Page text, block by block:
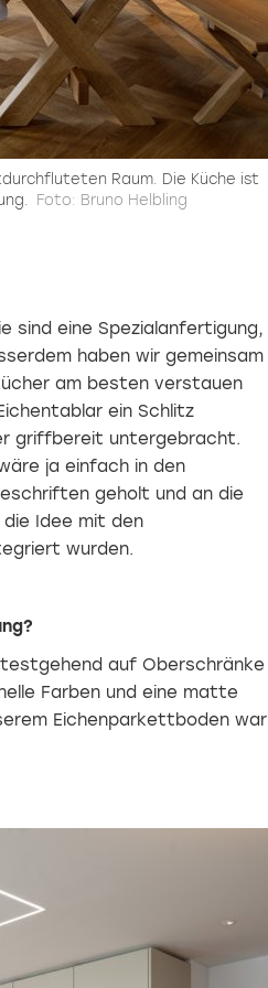
Raum. Die Küche ist
Foto: Bruno Helbling
sind eine Spezialanfertigung,
haben wir gemeinsam
am besten verstauen
ein Schlitz
griffbereit untergebracht.
ja einfach in den
geholt und an die
Idee mit den
wurden.
auf Oberschränke
Farben und eine matte
Eichenparkettboden war
man
sich in
die
Wogen der
Eurocucina
stürzt
und am
Ende
total
erschöpft,
Objects
werden
bestimmt
Sie
zum
bringen.